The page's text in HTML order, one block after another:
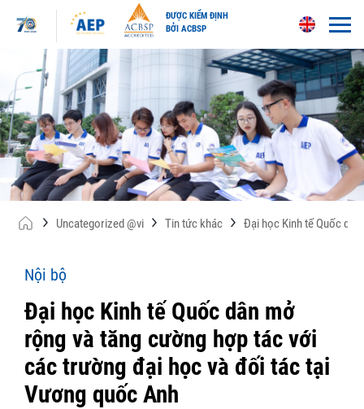
content
ĐƯỢC KIỂM ĐỊNH
BỞI ACBSP
Uncategorized @vi Tin tức khác Đại học Kinh tế Quốc
Nội bộ
Đại học Kinh tế Quốc dân mở
rộng và tăng cường hợp tác với
các trường đại học và đối tác tại
Vương quốc Anh